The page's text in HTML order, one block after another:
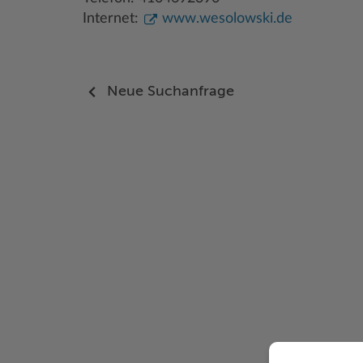
Internet:
www.wesolowski.de
Neue Suchanfrage